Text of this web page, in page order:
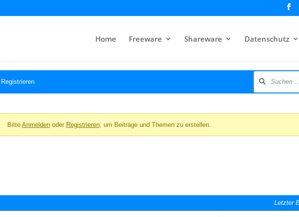
Home Freeware Shareware Datenschutz
Registrieren
Bitte Anmeldenoder Registrieren, um Beiträge und Themen zu erstellen.
Letzter